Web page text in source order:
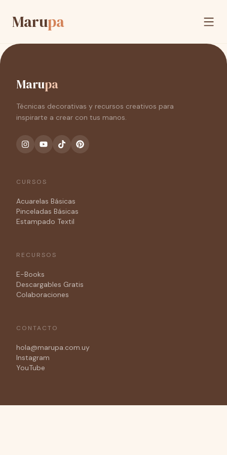
Marupa
Marupa
Técnicas decorativas y recursos creativos para
inspirarte a crear con tus manos.
CURSOS
Acuarelas Básicas
Pinceladas Básicas
Estampado Textil
RECURSOS
E-Books
Descargables Gratis
Colaboraciones
CONTACTO
hola@marupa.com.uy
Instagram
YouTube